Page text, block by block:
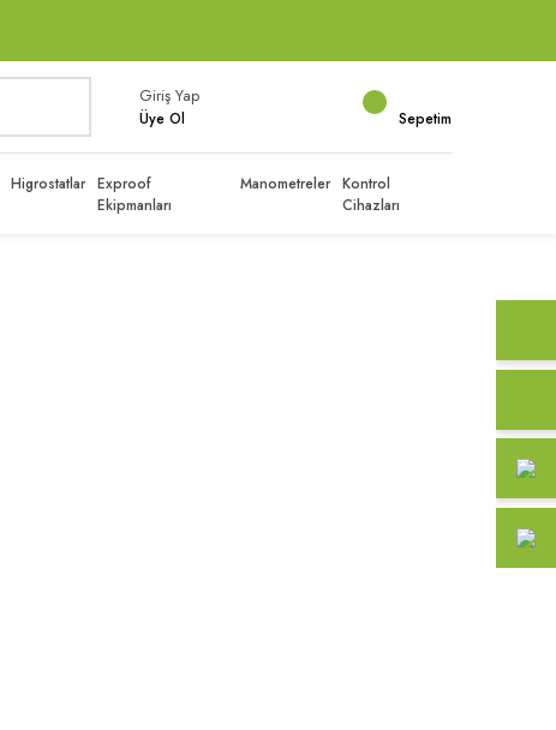
Giriş Yap
Üye Ol Sepetim
Higrostatlar Exproof
Ekipmanları
Manometreler Kontrol
Cihazları